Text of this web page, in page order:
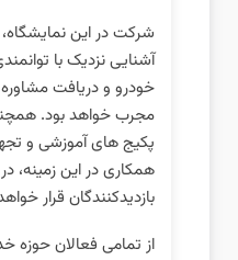
شرکت در این
آشنایی نزدیک با
خودرو و دریافت
مجرب خواهد بود.
پکیج‌ های آموزشی و
همکاری در این زمینه،
بازدیدکنندگان قرار
از تمامی فعالان حوزه